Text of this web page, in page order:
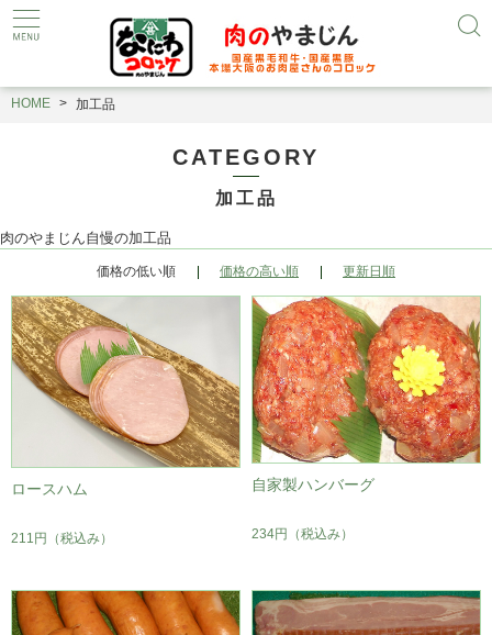
HOME 加工品
CATEGORY
加工品
肉のやまじん自慢の加工品
価格の低い順 価格の高い順 更新日順
ロースハム
211円 （税込み）
自家製ハンバーグ
234円 （税込み）